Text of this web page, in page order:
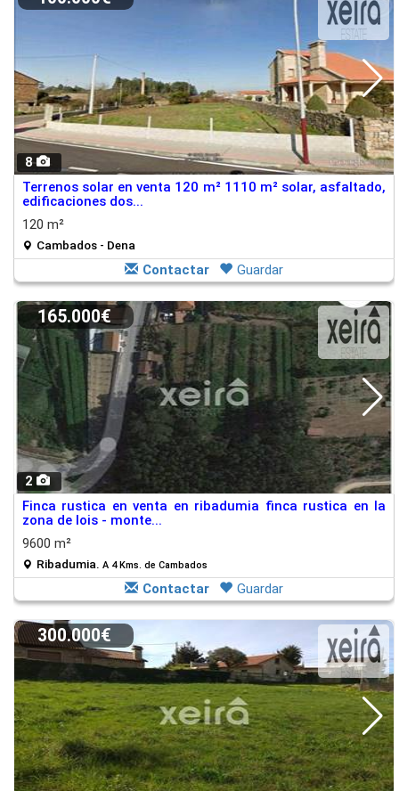
8
Terrenos solar en venta 120 m² 1110 m² solar, asfaltado,
edificaciones dos...
120 m²
Cambados - Dena
Contactar Guardar
2
165.000€
Finca rustica en venta en ribadumia finca rustica en la
zona de lois - monte...
9600 m²
Ribadumia. A 4 Kms. de Cambados
Contactar Guardar
300.000€